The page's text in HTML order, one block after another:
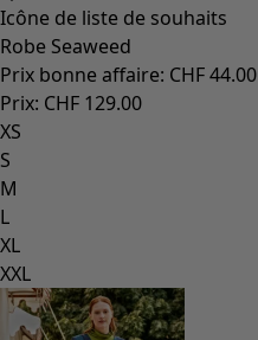
Icône de liste de souhaits
Robe Seaweed
Prix bonne affaire: CHF 44.00
Prix: CHF 129.00
XS
S
M
L
XL
XXL